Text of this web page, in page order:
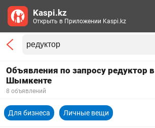
Объявления по запросу редуктор в
Шымкенте
8 объявлений
Для бизнеса Личные вещи
Kaspi.kz
Открыть в Приложении Kaspi.kz